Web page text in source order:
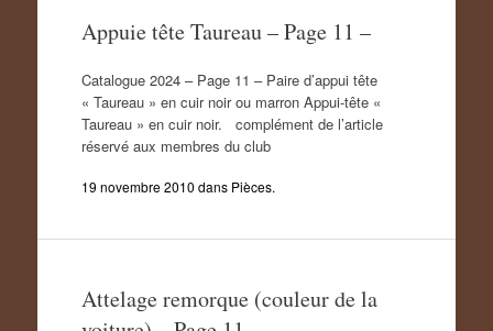
Appuie tête Taureau – Page 11 –
Catalogue 2024 – Page 11 – Paire d’appui tête
« Taureau » en cuir noir ou marron Appui-tête «
Taureau » en cuir noir. complément de l’article
réservé aux membres du club
19 novembre 2010 dans Pièces.
Attelage remorque (couleur de la